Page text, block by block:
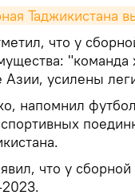
Таджикистана
что у
"команда
Азии, усилены
напомнил
спортивных
что у